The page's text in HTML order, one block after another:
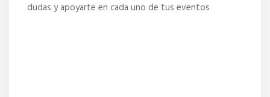
dudas y apoyarte en cada uno de tus eventos